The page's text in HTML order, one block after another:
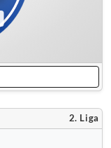
2. Liga